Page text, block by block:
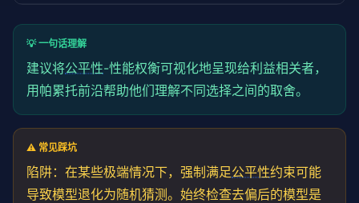
💡 一句话理解
建议将公平性-性能权衡可视化地呈现给利益相关者，
用帕累托前沿帮助他们理解不同选择之间的取舍。
⚠️ 常见踩坑
陷阱：在某些极端情况下，强制满足公平性约束可能
导致模型退化为随机猜测。始终检查去偏后的模型是